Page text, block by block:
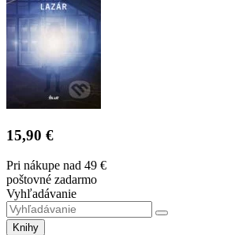
15,90 €
Pri nákupe nad 49 €
poštovné zadarmo
Vyhľadávanie
Knihy